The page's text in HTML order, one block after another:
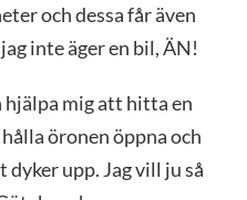
och dessa får även
inte äger en bil, ÄN!
hjälpa mig att hitta en
öronen öppna och
upp. Jag vill ju så